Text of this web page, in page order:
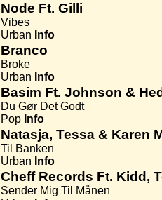
Node Ft. Gilli
Vibes
Urban Info
Branco
Broke
Urban Info
Basim Ft. Johnson &
Du Gør Det Godt
Pop Info
Natasja, Tessa & Karen
Til Banken
Urban Info
Cheff Records Ft. Kidd,
Sender Mig Til Månen